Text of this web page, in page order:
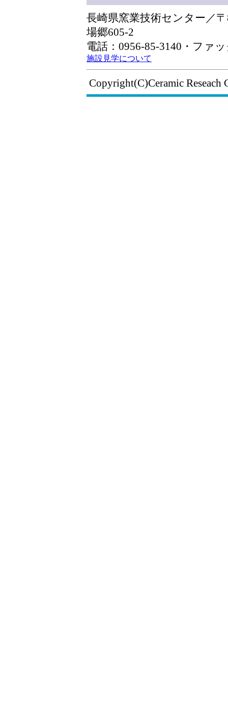
長崎県窯業技術センター／
場郷605-2
電話：0956-85-3140・ファ
施設見学について
Copyright(C)Ceramic